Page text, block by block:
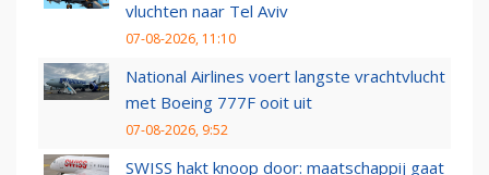
vluchten naar Tel Aviv
07-08-2026, 11:10
National Airlines voert langste vrachtvlucht
met Boeing 777F ooit uit
07-08-2026, 9:52
SWISS hakt knoop door: maatschappij gaat